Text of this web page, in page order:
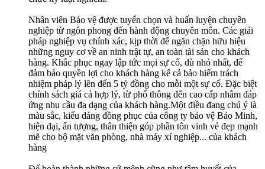
Nhân viên Bảo vệ được tuyển chọn và huấn luyện chuyên
nghiệp từ ngôn phong đến hành động chuyên môn. Các giải
pháp nghiệp vụ chính xác, kịp thời để ngăn chặn hữu hiệu
những nguy cơ về an ninh trật tự, an toàn tài sản cho khách
hàng. Khắc phục ngay lập tức mọi sự cố, dù nhỏ nhất, để
đảm bảo quyền lợi cho khách hàng kể cả bảo hiểm trách
nhiệm pháp lý lên đến 5 tỷ đồng cho mỗi một sự cố. Đặc biệt
chính sách giá cả hợp lý, từ phổ thông đến cao cấp nhằm đáp
ứng nhu cầu đa dạng của khách hàng.Một điều đang chú ý là
màu sắc, kiểu dáng đồng phục của công ty bảo vệ Bảo Minh,
hiện đại, ấn tượng, thân thiện góp phần tôn vinh vẻ đẹp mạnh
mẽ cho bộ mặt văn phòng, nhà máy xí nghiệp... của khách
hàng